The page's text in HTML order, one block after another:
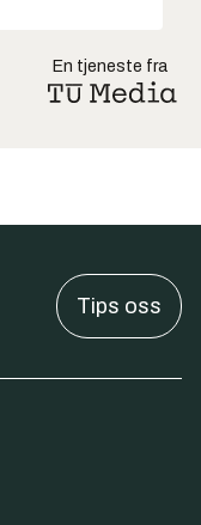
En tjeneste fra
Tips oss